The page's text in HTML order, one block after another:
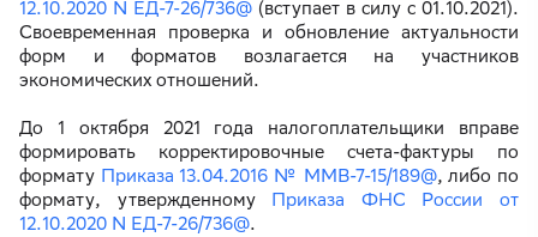
12.10.2020 N ЕД-7-26/736@ (вступает в силу с 01.10.2021).
Своевременная проверка и обновление актуальности
форм и форматов возлагается на участников
экономических отношений.
До 1 октября 2021 года налогоплательщики вправе
формировать корректировочные счета-фактуры по
формату Приказа 13.04.2016 № ММВ-7-15/189@, либо по
формату, утвержденному Приказа ФНС России от
12.10.2020 N ЕД-7-26/736@.